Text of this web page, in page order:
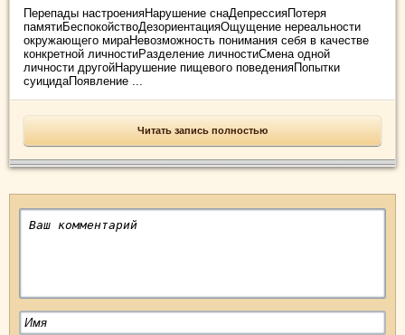
Перепады настроенияНарушение снаДепрессияПотеря
памятиБеспокойствоДезориентацияОщущение нереальности
окружающего мираНевозможность понимания себя в качестве
конкретной личностиРазделение личностиСмена одной
личности другойНарушение пищевого поведенияПопытки
суицидаПоявление ...
Читать запись полностью